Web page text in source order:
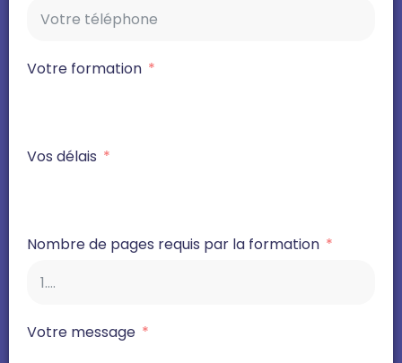
Votre formation
Vos délais
Nombre de pages requis par la formation
Votre message